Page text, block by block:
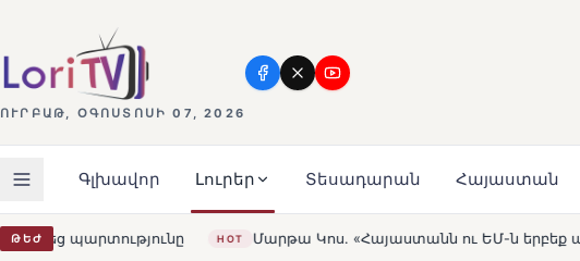
ՈՒՐԲԱԹ, ՕԳՈՍՏՈՍԻ 07, 2026
Գլխավոր Լուրեր Տեսադարան Հայաստան
ԹԵԺՄարթա Կոս. «Հայաստանն ու ԵՄ-ն երբեք այսքան մոտ չեն եղել» HOT